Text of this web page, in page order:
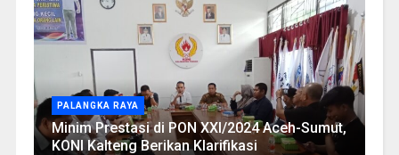
PALANGKA RAYA
Minim Prestasi di PON XXI/2024 Aceh-Sumut,
KONI Kalteng Berikan Klarifikasi